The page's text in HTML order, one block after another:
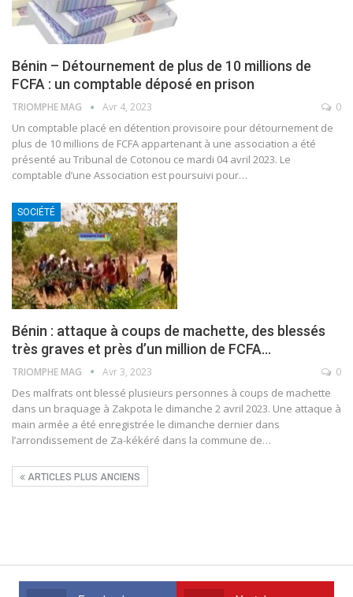
Bénin – Détournement de plus de 10 millions de
FCFA : un comptable déposé en prison
TRIOMPHE MAG Avr 4, 2023 0
Un comptable placé en détention provisoire pour détournement de
plus de 10 millions de FCFA appartenant à une association a été
présenté au Tribunal de Cotonou ce mardi 04 avril 2023. Le
comptable d’une Association est poursuivi pour…
SOCIÉTÉ
Bénin : attaque à coups de machette, des blessés
très graves et près d’un million de FCFA…
TRIOMPHE MAG Avr 3, 2023 0
Des malfrats ont blessé plusieurs personnes à coups de machette
dans un braquage à Zakpota le dimanche 2 avril 2023. Une attaque à
main armée a été enregistrée le dimanche dernier dans
l’arrondissement de Za-kékéré dans la commune de…
ARTICLES PLUS ANCIENS